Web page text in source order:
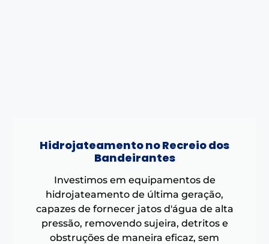
Hidrojateamento no Recreio dos
Bandeirantes
Investimos em equipamentos de
hidrojateamento de última geração,
capazes de fornecer jatos d'água de alta
pressão, removendo sujeira, detritos e
obstruções de maneira eficaz, sem